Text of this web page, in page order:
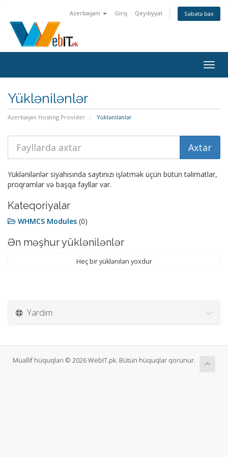
Azerbaijani Giriş Qeydiyyat Səbətə bax
keçid
Yüklənilənlər
Azerbaijan Hosting Provider Yüklənilənlər
Yüklənilənlər siyahısında saytınızı işlətmək üçün bütün təlimatlar,
proqramlar və başqa fayllar var.
Kateqoriyalar
WHMCS Modules (0)
Ən məşhur yüklənilənlər
Heç bir yüklənilən yoxdur
Yardım
Müəllif hüquqları © 2026 WebIT.pk. Bütün hüquqlar qorunur.